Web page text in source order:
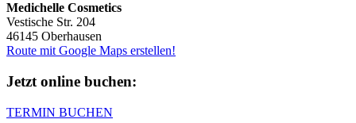
Medichelle Cosmetics
Vestische Str. 204
46145 Oberhausen
Route mit Google Maps erstellen!
Jetzt online buchen:
TERMIN BUCHEN